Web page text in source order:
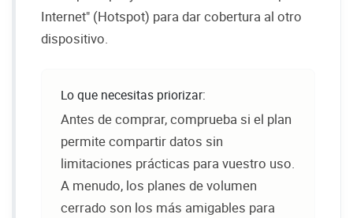
Internet" (Hotspot) para dar cobertura al otro
dispositivo.
Lo que necesitas priorizar:
Antes de comprar, comprueba si el plan
permite compartir datos sin
limitaciones prácticas para vuestro uso.
A menudo, los planes de volumen
cerrado son los más amigables para